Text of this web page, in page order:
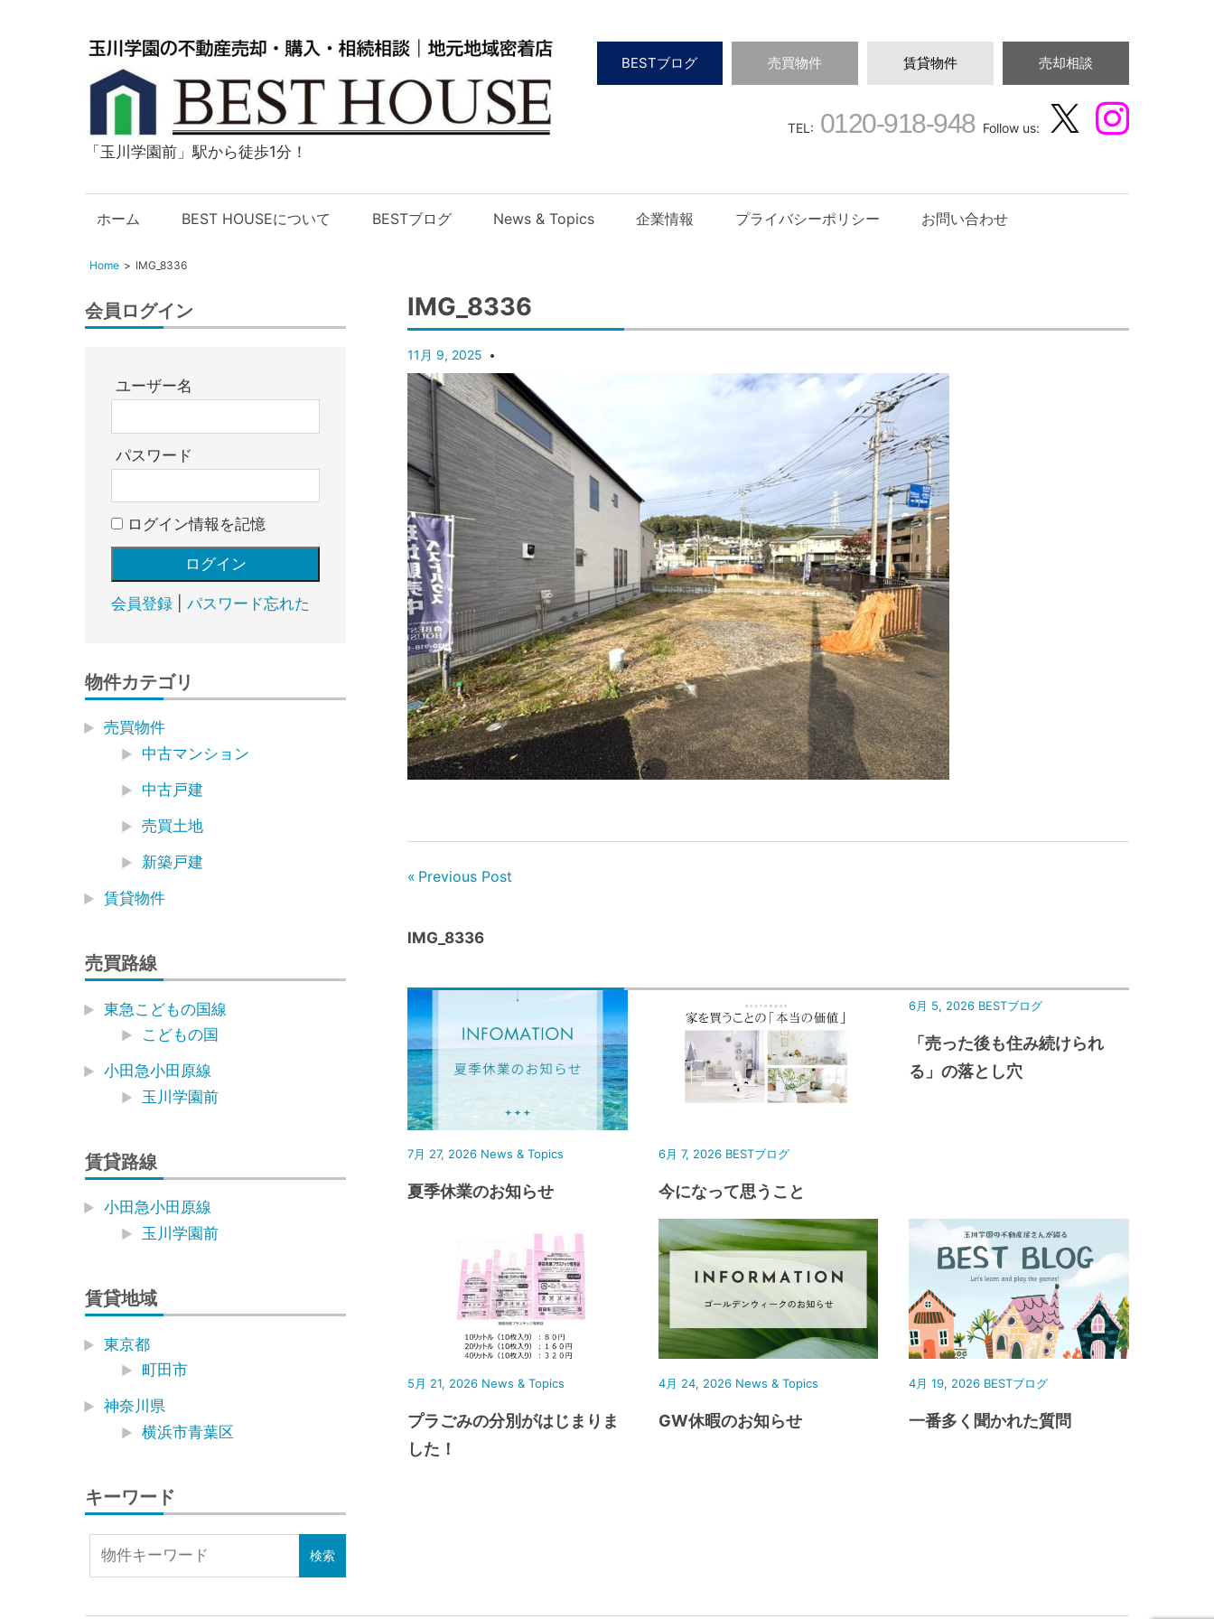
玉
学
の
動
産
入・
却・
BEST
HOUSE
「玉川学園前」駅から徒歩1分！
BESTブログ 売買物件 賃貸物件 売却相談
TEL: 0120-918-948Follow us:
ホーム BEST HOUSEについて BESTブログ News & Topics 企業情報 プライバシーポリシー お問い合わせ
Home IMG_8336
IMG_8336
11月 9, 2025
Previous Post
IMG_8336
7月 27, 2026 News & Topics
夏季休業のお知らせ
6月 7, 2026 BESTブログ
今になって思うこと
6月 5, 2026 BESTブログ
「売った後も住み続けられ
る」の落とし穴
5月 21, 2026 News & Topics
プラごみの分別がはじまりま
した！
4月 24, 2026 News & Topics
GW休暇のお知らせ
4月 19, 2026 BESTブログ
一番多く聞かれた質問
会員ログイン
ユーザー名
パスワード
ログイン情報を記憶
会員登録| パスワード忘れた
物件カテゴリ
売買物件
中古マンション
中古戸建
売買土地
新築戸建
賃貸物件
売買路線
東急こどもの国線
こどもの国
小田急小田原線
玉川学園前
賃貸路線
小田急小田原線
玉川学園前
賃貸地域
東京都
町田市
神奈川県
横浜市青葉区
キーワード